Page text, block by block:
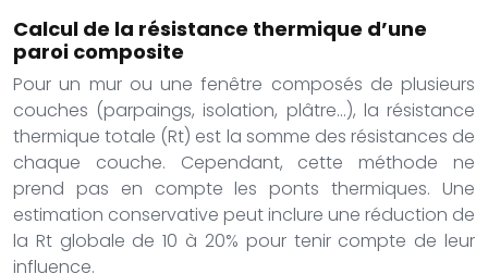
Calcul de la résistance thermique d’une
paroi composite
Pour un mur ou une fenêtre composés de plusieurs
couches (parpaings, isolation, plâtre…), la résistance
thermique totale (Rt) est la somme des résistances de
chaque couche. Cependant, cette méthode ne
prend pas en compte les ponts thermiques. Une
estimation conservative peut inclure une réduction de
la Rt globale de 10 à 20% pour tenir compte de leur
influence.